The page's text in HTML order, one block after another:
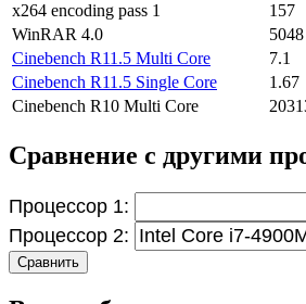
x264 encoding pass 1
157
WinRAR 4.0
5048
Cinebench R11.5 Multi Core
7.1
Cinebench R11.5 Single Core
1.67
Cinebench R10 Multi Core
Сравнение с другими
Процессор 1:
Процессор 2:
Сравнить